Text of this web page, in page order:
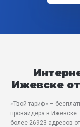
Ижевске
«Твой тариф» –
провайдера в
более 26923 адресов